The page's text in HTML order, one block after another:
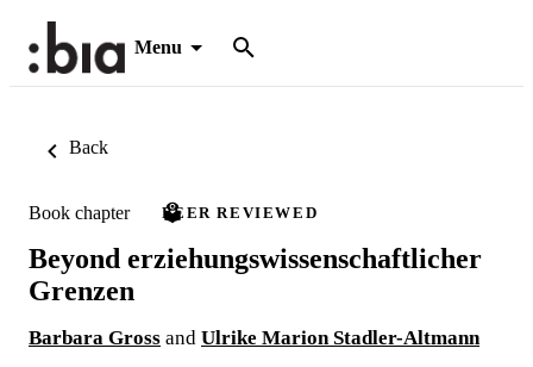
Menu
Back
Book chapter PEER REVIEWED
Beyond erziehungswissenschaftlicher
Grenzen
Barbara Gross and Ulrike Marion Stadler-Altmann